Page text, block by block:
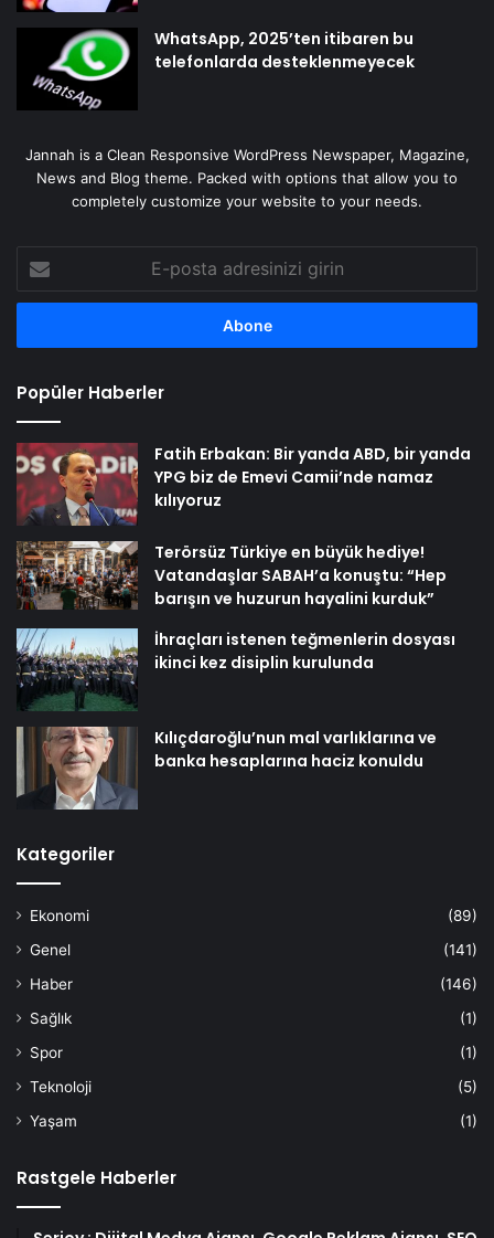
WhatsApp, 2025’ten itibaren bu
telefonlarda desteklenmeyecek
Jannah is a Clean Responsive WordPress Newspaper, Magazine,
News and Blog theme. Packed with options that allow you to
completely customize your website to your needs.
posta
adresinizi
Popüler Haberler
Fatih Erbakan: Bir yanda ABD, bir yanda
YPG biz de Emevi Camii’nde namaz
kılıyoruz
Terörsüz Türkiye en büyük hediye!
Vatandaşlar SABAH’a konuştu: “Hep
barışın ve huzurun hayalini kurduk”
İhraçları istenen teğmenlerin dosyası
ikinci kez disiplin kurulunda
Kılıçdaroğlu’nun mal varlıklarına ve
banka hesaplarına haciz konuldu
Kategoriler
Ekonomi
(89)
Genel
(141)
Haber
(146)
Sağlık
(1)
Spor
(1)
Teknoloji
(5)
Yaşam
(1)
Rastgele Haberler